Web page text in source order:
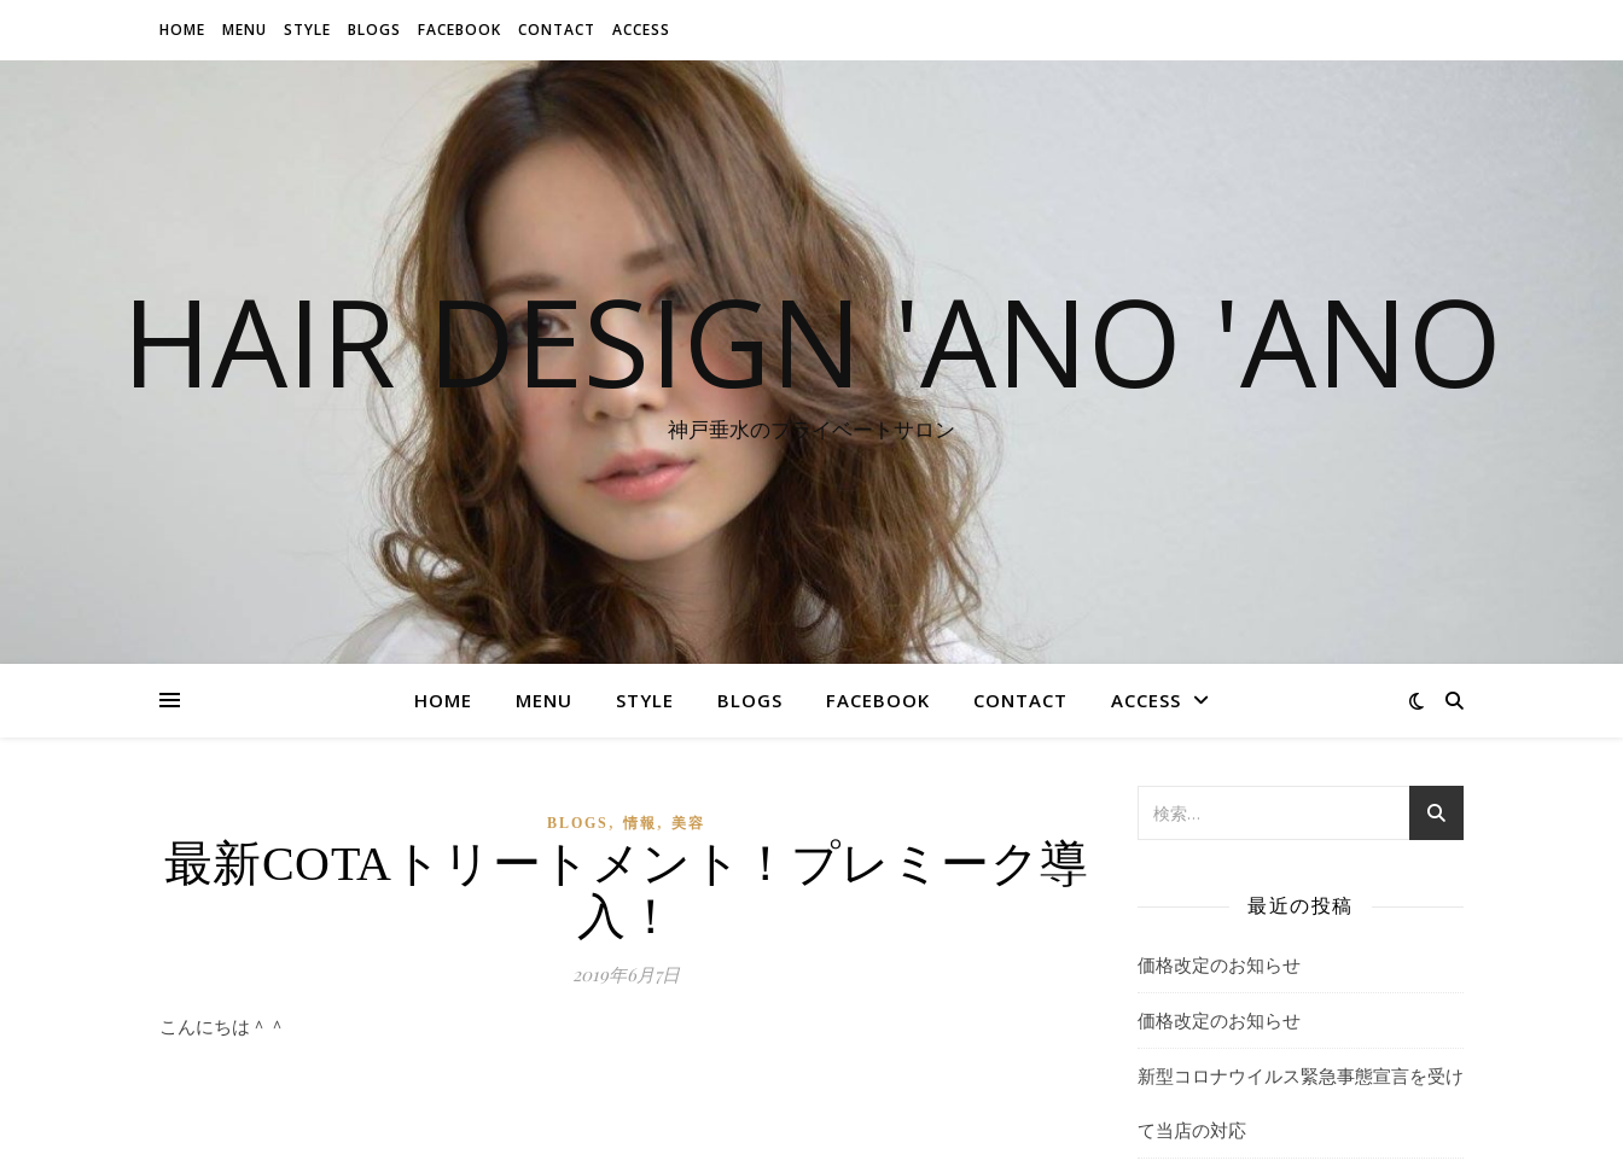
HOME MENU STYLE BLOGS FACEBOOK CONTACT ACCESS
HAIR DESIGN 'ANO 'ANO
神戸垂水のプライベートサロン
HOME MENU STYLE BLOGS FACEBOOK CONTACT ACCESS
BLOGS ,情報 , 美容
最新COTAトリートメント！プレミーク導
入！
2019年6月7日
こんにちは＾＾
最近の投稿
価格改定のお知らせ
価格改定のお知らせ
新型コロナウイルス緊急事態宣言を受け
て当店の対応